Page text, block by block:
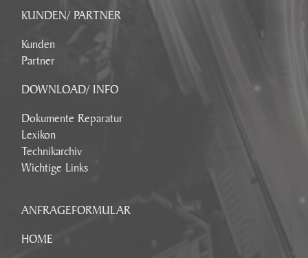
KUNDEN/ PARTNER
Kunden
Partner
DOWNLOAD/ INFO
Dokumente Reparatur
Lexikon
Technikarchiv
Wichtige Links
ANFRAGEFORMULAR
HOME